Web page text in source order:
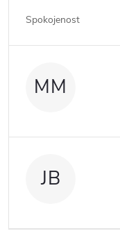
Spokojenost
MM
JB